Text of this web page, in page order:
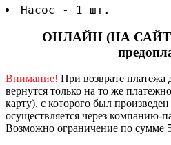
Насос - 1 шт.
ОНЛАЙН (НА
Внимание! При возврате платежа
вернутся только на то же
карту), с которого был
осуществляется через компанию-
Возможно ограничение по сумме